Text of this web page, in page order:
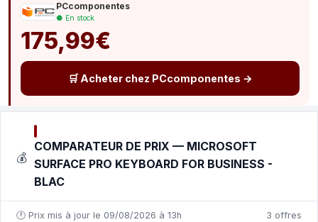
PCcomponentes
● En stock
175,99€
🛒 Acheter chez PCcomponentes →
💰
COMPARATEUR DE PRIX — MICROSOFT
SURFACE PRO KEYBOARD FOR BUSINESS -
BLAC
🕐 Prix mis à jour le 09/08/2026 à 13h 3 offres